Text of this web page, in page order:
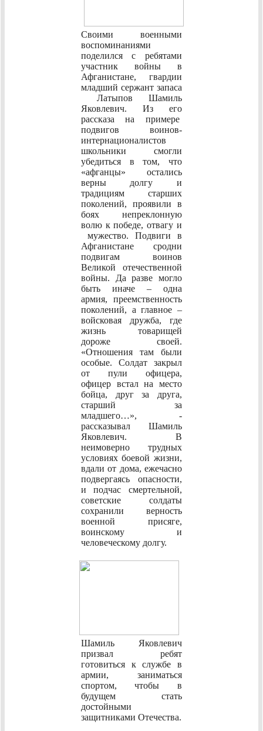
Своими военными
воспоминаниями
поделился с ребятами
участник войны в
Афганистане, гвардии
младший сержант запаса
Латыпов Шамиль
Яковлевич. Из его
рассказа на примере
подвигов воинов-
интернационалистов
школьники смогли
убедиться в том, что
«афганцы» остались
верны долгу и
традициям старших
поколений, проявили в
боях непреклонную
волю к победе, отвагу и
мужество. Подвиги в
Афганистане сродни
подвигам воинов
Великой отечественной
войны. Да разве могло
быть иначе – одна
армия, преемственность
поколений, а главное –
войсковая дружба, где
жизнь товарищей
дороже своей.
«Отношения там были
особые. Солдат закрыл
от пули офицера,
офицер встал на место
бойца, друг за друга,
старший за
младшего…», -
рассказывал Шамиль
Яковлевич. В
неимоверно трудных
условиях боевой жизни,
вдали от дома, ежечасно
подвергаясь опасности,
и подчас смертельной,
советские солдаты
сохранили верность
военной присяге,
воинскому и
человеческому долгу.
Шамиль Яковлевич
призвал ребят
готовиться к службе в
армии, заниматься
спортом, чтобы в
будущем стать
достойными
защитниками Отечества.